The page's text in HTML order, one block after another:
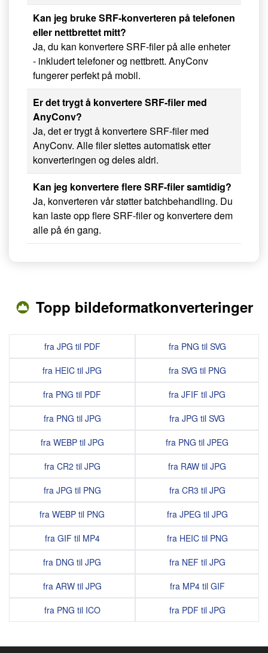
Kan jeg bruke SRF-konverteren på telefonen
eller nettbrettet mitt?
Ja, du kan konvertere SRF-filer på alle enheter
- inkludert telefoner og nettbrett. AnyConv
fungerer perfekt på mobil.
Er det trygt å konvertere SRF-filer med
AnyConv?
Ja, det er trygt å konvertere SRF-filer med
AnyConv. Alle filer slettes automatisk etter
konverteringen og deles aldri.
Kan jeg konvertere flere SRF-filer samtidig?
Ja, konverteren vår støtter batchbehandling. Du
kan laste opp flere SRF-filer og konvertere dem
alle på én gang.
Topp bildeformatkonverteringer
fra JPG til PDF
fra HEIC til JPG
fra PNG til PDF
fra PNG til JPG
fra WEBP til JPG
fra CR2 til JPG
fra JPG til PNG
fra WEBP til PNG
fra GIF til MP4
fra DNG til JPG
fra ARW til JPG
fra PNG til ICO
fra PNG til SVG
fra SVG til PNG
fra JFIF til JPG
fra JPG til SVG
fra PNG til JPEG
fra RAW til JPG
fra CR3 til JPG
fra JPEG til JPG
fra HEIC til PNG
fra NEF til JPG
fra MP4 til GIF
fra PDF til JPG